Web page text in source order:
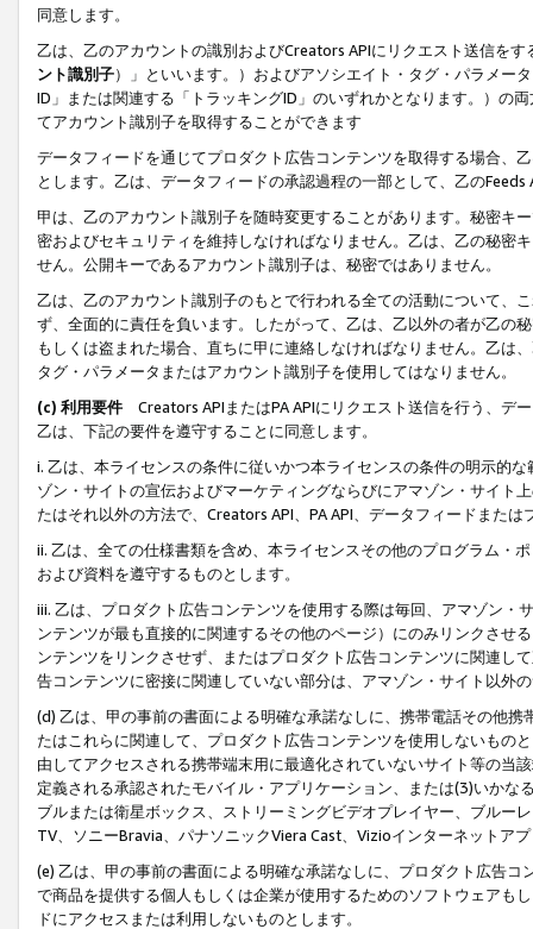
同意します。
乙は、乙のアカウントの識別およびCreators APIにリクエスト送信を
ント識別子）」といいます。）およびアソシエイト・タグ・パラメー
ID」または関連する「トラッキングID」のいずれかとなります。）の
てアカウント識別子を取得することができます
データフィードを通じてプロダクト広告コンテンツを取得する場合、
とします。乙は、データフィードの承認過程の一部として、乙の
甲は、乙のアカウント識別子を随時変更することがあります。秘密キ
密およびセキュリティを維持しなければなりません。乙は、乙の秘密
せん。公開キーであるアカウント識別子は、秘密ではありません。
乙は、乙のアカウント識別子のもとで行われる全ての活動について、
ず、全面的に責任を負います。したがって、乙は、乙以外の者が乙の
もしくは盗まれた場合、直ちに甲に連絡しなければなりません。乙は
タグ・パラメータまたはアカウント識別子を使用してはなりません。
(c) 利用要件 Creators APIまたはPA APIにリクエスト送信を行う、デ
乙は、下記の要件を遵守することに同意します。
i. 乙は、本ライセンスの条件に従いかつ本ライセンスの条件の明示的
ゾン・サイトの宣伝およびマーケティングならびにアマゾン・サイト
たはそれ以外の方法で、Creators API、PA API、データフィードまた
ii. 乙は、全ての仕様書類を含め、本ライセンスその他のプログラム・
および資料を遵守するものとします。
iii. 乙は、プロダクト広告コンテンツを使用する際は毎回、アマゾン
ンテンツが最も直接的に関連するその他のページ）にのみリンクさせ
ンテンツをリンクさせず、またはプロダクト広告コンテンツに関連し
告コンテンツに密接に関連していない部分は、アマゾン・サイト以外
(d) 乙は、甲の事前の書面による明確な承諾なしに、携帯電話その他
たはこれらに関連して、プロダクト広告コンテンツを使用しないもの
由してアクセスされる携帯端末用に最適化されていないサイト等の当
定義される承認されたモバイル・アプリケーション、または(3)いか
ブルまたは衛星ボックス、ストリーミングビデオプレイヤー、ブルー
TV、ソニーBravia、パナソニックViera Cast、Vizioインターネットア
(e) 乙は、甲の事前の書面による明確な承諾なしに、プロダクト広告
で商品を提供する個人もしくは企業が使用するためのソフトウェアも
ドにアクセスまたは利用しないものとします。